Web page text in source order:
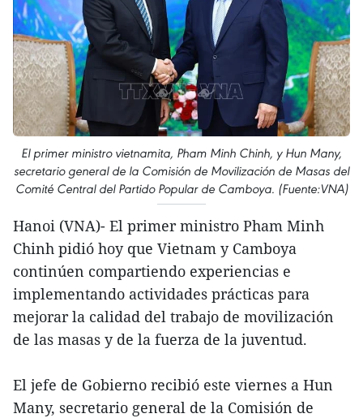
El primer ministro vietnamita, Pham Minh Chinh, y Hun Many,
secretario general de la Comisión de Movilización de Masas del
Comité Central del Partido Popular de Camboya. (Fuente:VNA)
Hanoi (VNA)- El primer ministro Pham Minh
Chinh pidió hoy que Vietnam y Camboya
continúen compartiendo experiencias e
implementando actividades prácticas para
mejorar la calidad del trabajo de movilización
de las masas y de la fuerza de la juventud.
El jefe de Gobierno recibió este viernes a Hun
Many, secretario general de la Comisión de